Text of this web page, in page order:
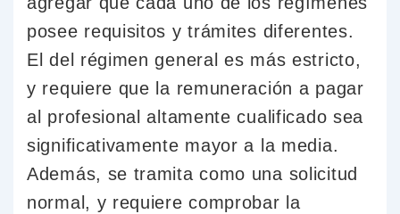
posee requisitos y trámites diferentes.
El del régimen general es más estricto,
y requiere que la remuneración a pagar
al profesional altamente cualificado sea
significativamente mayor a la media.
Además, se tramita como una solicitud
normal, y requiere comprobar la